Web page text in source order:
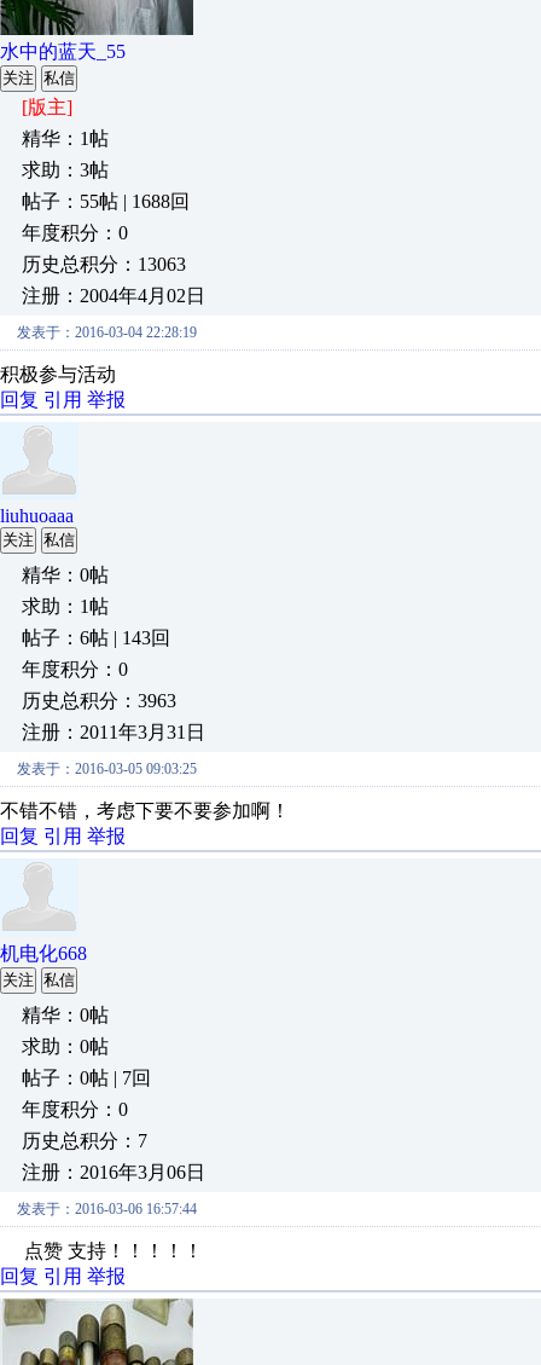
水中的蓝天_55
关注 私信
[版主]
精华：1帖
求助：3帖
帖子：55帖 | 1688回
年度积分：0
历史总积分：13063
注册：2004年4月02日
发表于：2016-03-04 22:28:19
积极参与活动
回复 引用 举报
liuhuoaaa
关注 私信
精华：0帖
求助：1帖
帖子：6帖 | 143回
年度积分：0
历史总积分：3963
注册：2011年3月31日
发表于：2016-03-05 09:03:25
不错不错，考虑下要不要参加啊！
回复 引用 举报
机电化668
关注 私信
精华：0帖
求助：0帖
帖子：0帖 | 7回
年度积分：0
历史总积分：7
注册：2016年3月06日
发表于：2016-03-06 16:57:44
点赞 支持！！！！！
回复 引用 举报